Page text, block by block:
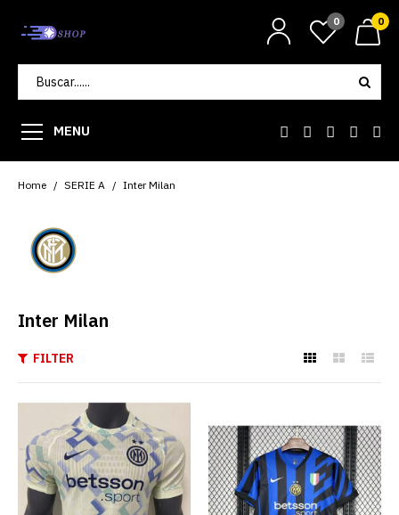
0 0
MENU
Home SERIE A Inter Milan
Inter Milan
FILTER
25/26 Authentic
€89.00 €29.00